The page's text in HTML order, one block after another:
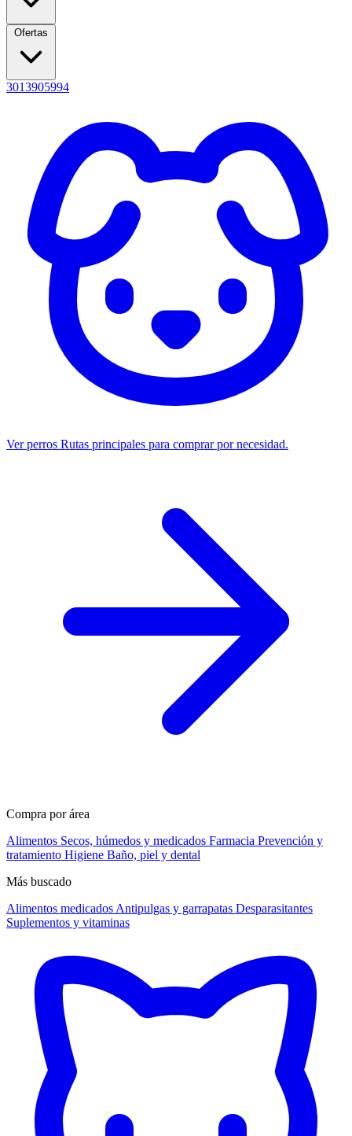
Ofertas
3013905994
Ver perros Rutas principales para comprar por necesidad.
Compra por área
Alimentos Secos, húmedos y medicados Farmacia Prevención y
tratamiento Higiene Baño, piel y dental
Más buscado
Alimentos medicados Antipulgas y garrapatas Desparasitantes
Suplementos y vitaminas